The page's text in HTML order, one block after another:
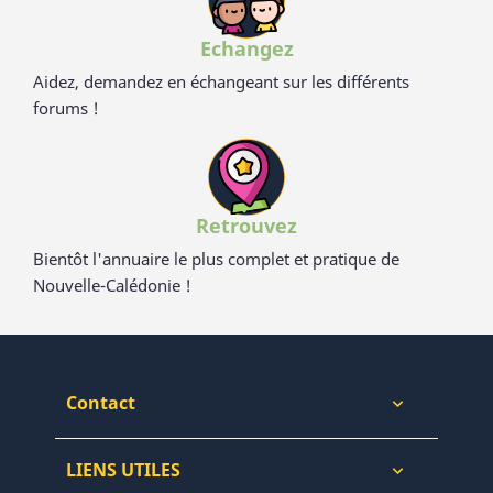
Echangez
Aidez, demandez en échangeant sur les différents
forums !
Retrouvez
Bientôt l'annuaire le plus complet et pratique de
Nouvelle-Calédonie !
Contact 
LIENS UTILES 